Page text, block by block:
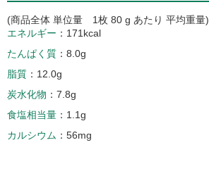
(商品全体 単位量 1枚 80 g あたり 平均重量)
エネルギー
171kcal
たんぱく質
8.0g
脂質
12.0g
炭水化物
7.8g
食塩相当量
1.1g
カルシウム
56mg